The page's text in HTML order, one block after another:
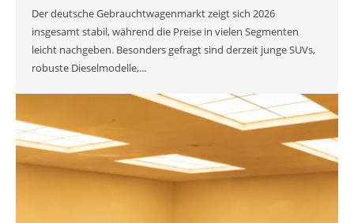
Der deutsche Gebrauchtwagenmarkt zeigt sich 2026
insgesamt stabil, während die Preise in vielen Segmenten
leicht nachgeben. Besonders gefragt sind derzeit junge SUVs,
robuste Dieselmodelle,...